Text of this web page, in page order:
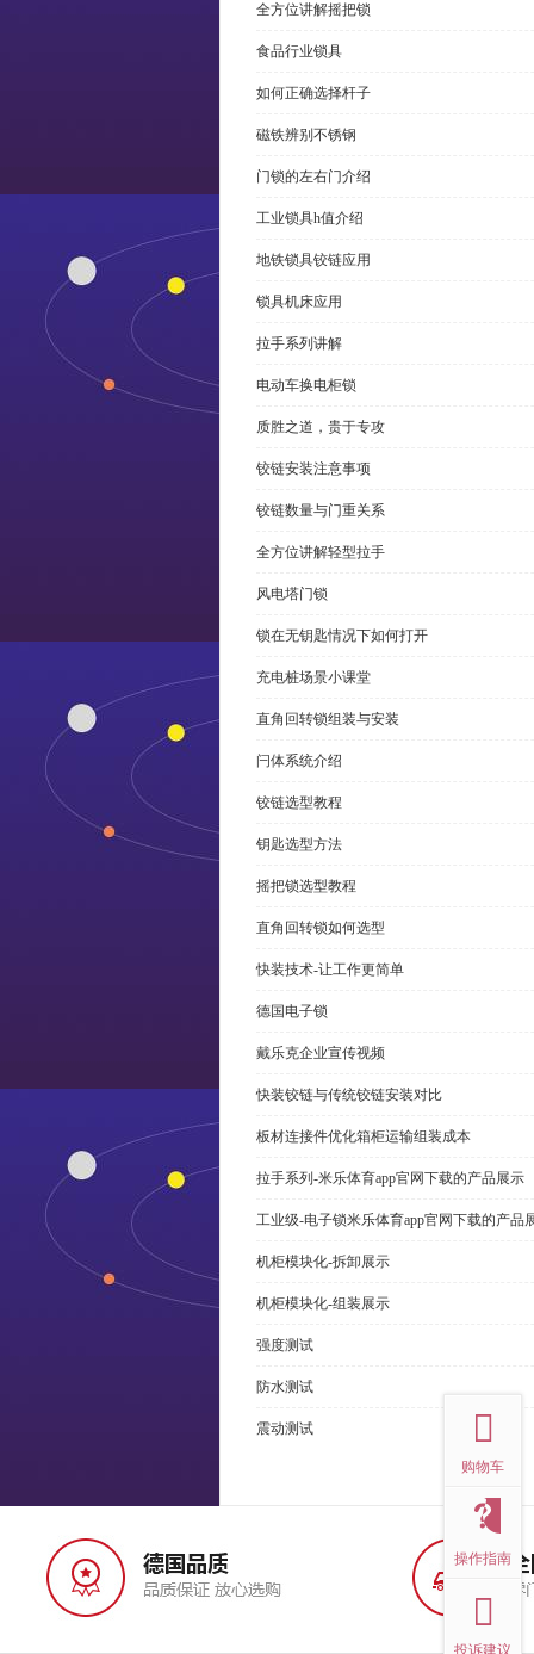
全方位讲解摇把锁
食品行业锁具
如何正确选择杆子
磁铁辨别不锈钢
门锁的左右门介绍
工业锁具h值介绍
地铁锁具铰链应用
锁具机床应用
拉手系列讲解
电动车换电柜锁
质胜之道，贵于专攻
铰链安装注意事项
铰链数量与门重关系
全方位讲解轻型拉手
风电塔门锁
锁在无钥匙情况下如何打开
充电桩场景小课堂
直角回转锁组装与安装
闩体系统介绍
铰链选型教程
钥匙选型方法
摇把锁选型教程
直角回转锁如何选型
快装技术-让工作更简单
德国电子锁
戴乐克企业宣传视频
快装铰链与传统铰链安装对比
板材连接件优化箱柜运输组装成本
拉手系列-米乐体育app官网下载的产品展示
工业级-电子锁米乐体育app官网下载的产品
机柜模块化-拆卸展示
机柜模块化-组装展示
强度测试
防水测试
震动测试
购物车
操作指南
投诉建议